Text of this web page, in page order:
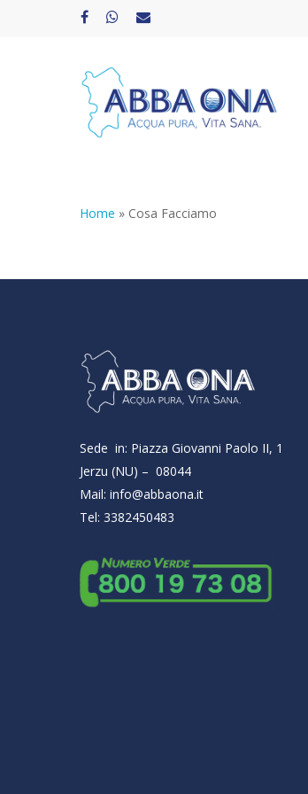
Home » Cosa Facciamo
Sede in: Piazza Giovanni Paolo II, 1
Jerzu (NU) – 08044
Mail: info@abbaona.it
Tel: 3382450483